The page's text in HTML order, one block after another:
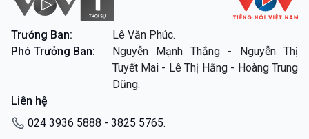
Câu chuyện Thể thao
Podcast
Góc nhìn VOV1
Bình luận
Trưởng Ban:
Lê Văn Phúc.
Phó Trưởng Ban:
Nguyễn Mạnh Thắng - Nguyễn Thị
Tuyết Mai - Lê Thị Hằng - Hoàng Trung
Dũng.
Liên hệ
024 3936 5888 - 3825 5765.